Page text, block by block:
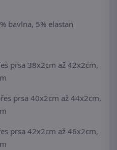
bavlna, 5% elastan
prsa 38x2cm až 42x2cm,
prsa 40x2cm až 44x2cm,
prsa 42x2cm až 46x2cm,